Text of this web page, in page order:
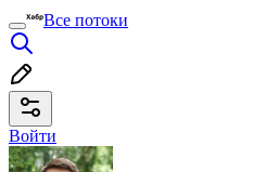
Все потоки
Войти